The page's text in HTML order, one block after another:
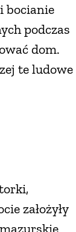
bocianie
podczas
dom.
te ludowe
założyły